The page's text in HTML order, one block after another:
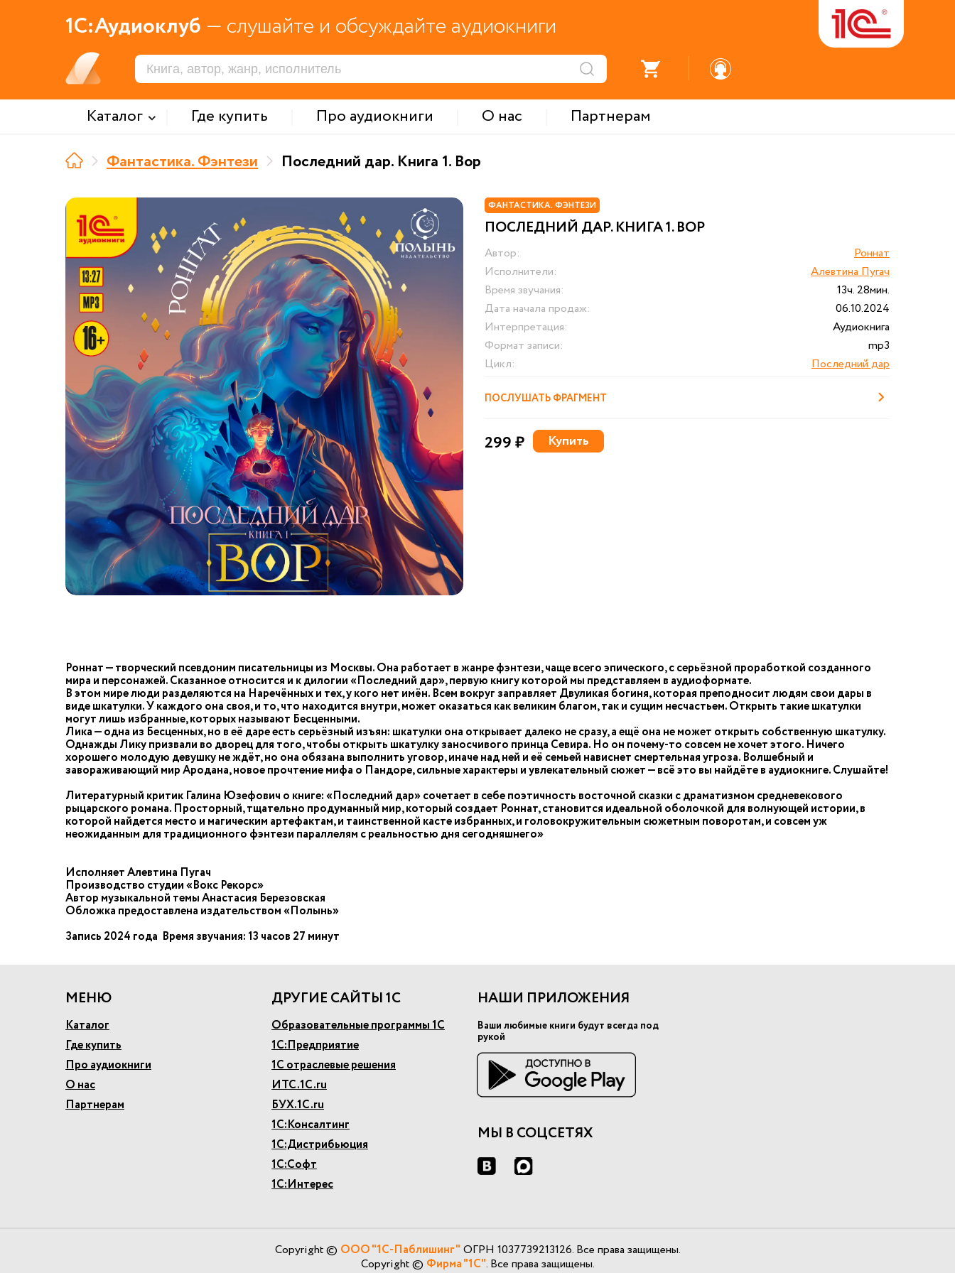
1С:Аудиоклуб — слушайте и обсуждайте аудиокниги
Каталог Где купить Про аудиокниги О нас
Партнерам
Фантастика. Фэнтези
Последний дар. Книга 1. Вор
ФАНТАСТИКА. ФЭНТЕЗИ
ПОСЛЕДНИЙ ДАР. КНИГА 1. ВОР
Автор:
Роннат
Исполнители:
Алевтина Пугач
Время звучания:
13ч. 28мин.
Дата начала продаж:
06.10.2024
Интерпретация:
Аудиокнига
Формат записи:
mp3
Цикл:
Последний дар
ПОСЛУШАТЬ ФРАГМЕНТ
299 ₽ Купить
Роннат — творческий псевдоним писательницы из Москвы. Она работает в жанре фэнтези, чаще всего эпического, с серьёзной проработкой созданного
мира и персонажей. Сказанное относится и к дилогии «Последний дар», первую книгу которой мы представляем в аудиоформате.
В этом мире люди разделяются на Наречённых и тех, у кого нет имён. Всем вокруг заправляет Двуликая богиня, которая преподносит людям свои дары в
виде шкатулки. У каждого она своя, и то, что находится внутри, может оказаться как великим благом, так и сущим несчастьем. Открыть такие шкатулки
могут лишь избранные, которых называют Бесценными.
Лика — одна из Бесценных, но в её даре есть серьёзный изъян: шкатулки она открывает далеко не сразу, а ещё она не может открыть собственную шкатулку.
Однажды Лику призвали во дворец для того, чтобы открыть шкатулку заносчивого принца Севира. Но он почему-то совсем не хочет этого. Ничего
хорошего молодую девушку не ждёт, но она обязана выполнить уговор, иначе над ней и её семьей нависнет смертельная угроза. Волшебный и
завораживающий мир Ародана, новое прочтение мифа о Пандоре, сильные характеры и увлекательный сюжет — всё это вы найдёте в аудиокниге. Слушайте!
Литературный критик Галина Юзефович о книге: «Последний дар» сочетает в себе поэтичность восточной сказки с драматизмом средневекового
рыцарского романа. Просторный, тщательно продуманный мир, который создает Роннат, становится идеальной оболочкой для волнующей истории, в
которой найдется место и магическим артефактам, и таинственной касте избранных, и головокружительным сюжетным поворотам, и совсем уж
неожиданным для традиционного фэнтези параллелям с реальностью дня сегодняшнего»
Исполняет Алевтина Пугач
Производство студии «Вокс Рекорс»
Автор музыкальной темы Анастасия Березовская
Обложка предоставлена издательством «Полынь»
Запись 2024 года Время звучания: 13 часов 27 минут
МЕНЮ
Каталог
Где купить
Про аудиокниги
О нас
Партнерам
ДРУГИЕ САЙТЫ 1С
Образовательные программы 1С
1С:Предприятие
1С отраслевые решения
ИТС.1С.ru
БУХ.1С.ru
1С:Консалтинг
1С:Дистрибьюция
1С:Софт
1С:Интерес
НАШИ ПРИЛОЖЕНИЯ
Ваши любимые книги будут всегда под
рукой
МЫ В СОЦСЕТЯХ
Copyright © ООО "1С-Паблишинг" ОГРН 1037739213126. Все права защищены.
Copyright © Фирма "1С". Все права защищены.